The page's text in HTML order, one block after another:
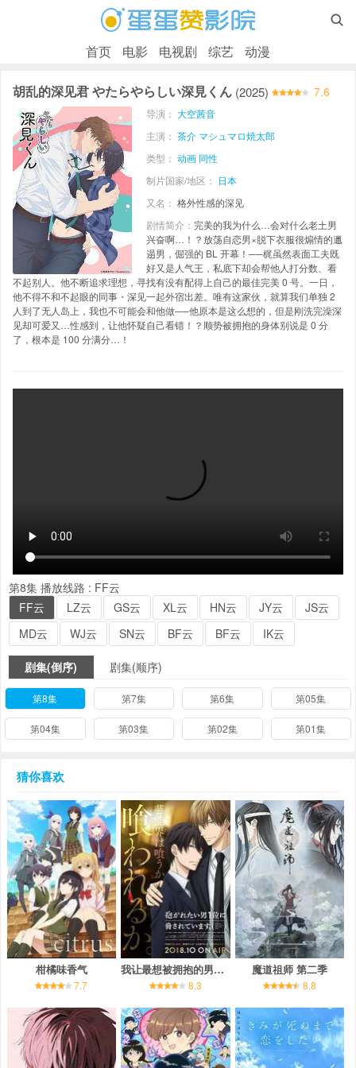

首页 电影 电视剧 综艺 动漫
胡乱的深见君 やたらやらしい深見くん (2025) 7.6
导演： 大空茜音
主演： 茶介 マシュマロ焼太郎
类型： 动画 同性
制片国家/地区： 日本
又名： 格外性感的深见
剧情简介： 完美的我为什么…会对什么老土男
兴奋啊…！？放荡自恋男×脱下衣服很煽情的邋
遢男，倔强的 BL 开幕！──梶虽然表面工夫既
好又是人气王，私底下却会帮他人打分数、看
不起别人。他不断追求理想，寻找有没有配得上自己的最佳完美 0 号。一日，
他不得不和不起眼的同事・深见一起外宿出差。唯有这家伙，就算我们单独 2
人到了无人岛上，我也不可能会和他做──他原本是这么想的，但是刚洗完澡深
见却可爱又…性感到，让他怀疑自己看错！？顺势被拥抱的身体别说是 0 分
了，根本是 100 分满分…！
第8集 播放线路 : FF云
FF云
LZ云 GS云 XL云 HN云 JY云
JS云
MD云
WJ云 SN云 BF云 BF云 IK云
剧集(倒序) 剧集(顺序)
第8集 第7集 第6集 第05集
第04集 第03集 第02集 第01集
猜你喜欢
柑橘味香气
7.7
我让最想被拥抱的男人给威胁了
8.3
魔道祖师 第二季
8.8